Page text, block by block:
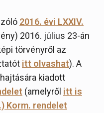
2016. évi LXXIV.
2016. július 23-án
törvényről az
itt olvashat). A
kiadott
(amelyről itt is
Korm. rendelet